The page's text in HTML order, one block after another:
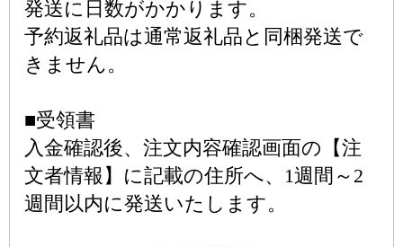
発送に日数がかかります。
予約返礼品は通常返礼品と同梱発送で
きません。
■受領書
入金確認後、注文内容確認画面の【注
文者情報】に記載の住所へ、1週間～2
週間以内に発送いたします。